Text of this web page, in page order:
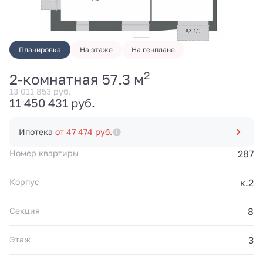
Планировка На этаже На генплане
2-комнатная 57.3 м2
13 011 853 руб.
11 450 431 руб.
Ипотека от 47 474 руб.
Номер квартиры 287
Корпус к.2
Секция 8
Этаж 3